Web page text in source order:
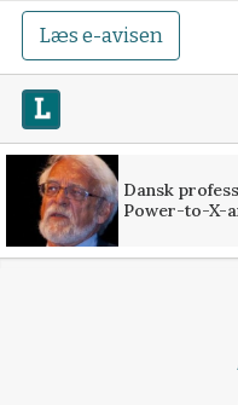
Læs e-avisen
Dansk
Power-to-X-